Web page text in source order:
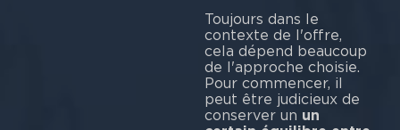
Toujours dans le
contexte de l'offre,
cela dépend beaucoup
de l'approche choisie.
Pour commencer, il
peut être judicieux de
conserver un un